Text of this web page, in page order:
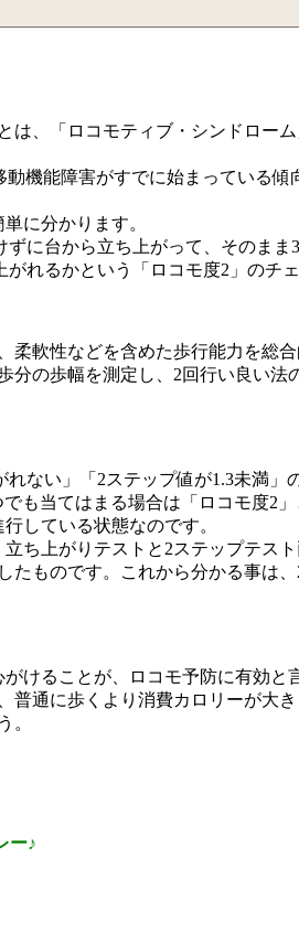
、「ロコモティブ・シンドロー
機能障害がすでに始まっている
に分かります。
に台から立ち上がって、そのま
れるかという「ロコモ度2」のチェ
軟性などを含めた歩行能力を総
の歩幅を測定し、2回行い良い法
ない」「2ステップ値が1.3未満」
も当てはまる場合は「ロコモ度2
している状態なのです。
ち上がりテストと2ステップテス
ものです。これから分かる事は
けることが、ロコモ予防に有効と
通に歩くより消費カロリーが大
。
ー♪